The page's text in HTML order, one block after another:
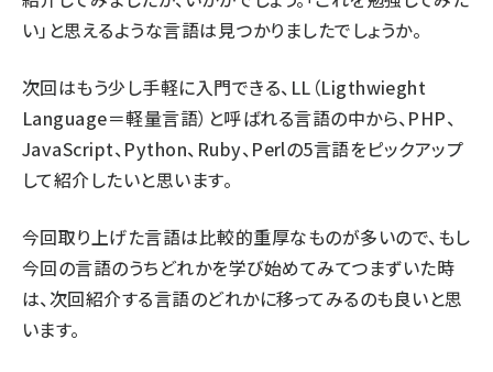
い」と思えるような言語は見つかりましたでしょうか。
次回はもう少し手軽に入門できる、LL（Ligthwieght
Language＝軽量言語）と呼ばれる言語の中から、PHP、
JavaScript、Python、Ruby、Perlの5言語をピックアップ
して紹介したいと思います。
今回取り上げた言語は比較的重厚なものが多いので、もし
今回の言語のうちどれかを学び始めてみてつまずいた時
は、次回紹介する言語のどれかに移ってみるのも良いと思
います。